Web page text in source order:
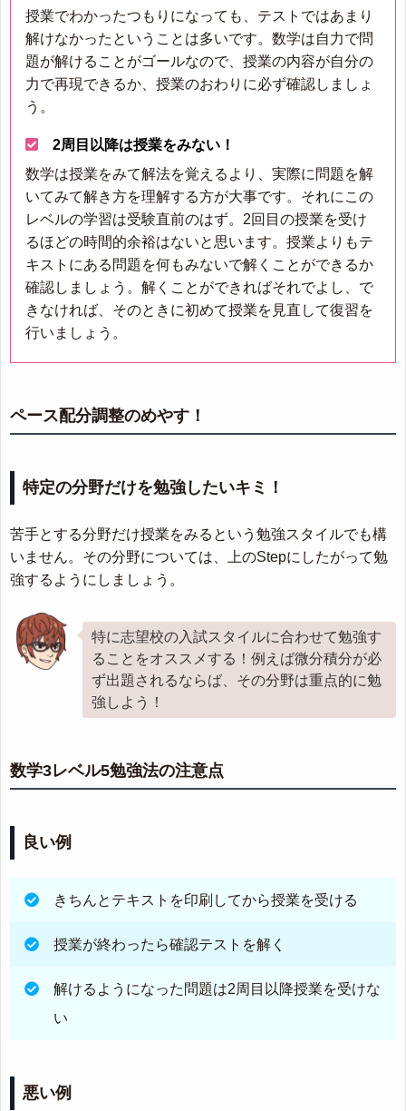
授業でわかったつもりになっても、テストではあまり
解けなかったということは多いです。数学は自力で問
題が解けることがゴールなので、授業の内容が自分の
力で再現できるか、授業のおわりに必ず確認しましょ
う。
2周目以降は授業をみない！
数学は授業をみて解法を覚えるより、実際に問題を解
いてみて解き方を理解する方が大事です。それにこの
レベルの学習は受験直前のはず。2回目の授業を受け
るほどの時間的余裕はないと思います。授業よりもテ
キストにある問題を何もみないで解くことができるか
確認しましょう。解くことができればそれでよし、で
きなければ、そのときに初めて授業を見直して復習を
行いましょう。
ペース配分調整のめやす！
特定の分野だけを勉強したいキミ！
苦手とする分野だけ授業をみるという勉強スタイルでも構
いません。その分野については、上のStepにしたがって勉
強するようにしましょう。
特に志望校の入試スタイルに合わせて勉強す
ることをオススメする！例えば微分積分が必
ず出題されるならば、その分野は重点的に勉
強しよう！
数学3レベル5勉強法の注意点
良い例
きちんとテキストを印刷してから授業を受ける
授業が終わったら確認テストを解く
解けるようになった問題は2周目以降授業を受けな
い
悪い例